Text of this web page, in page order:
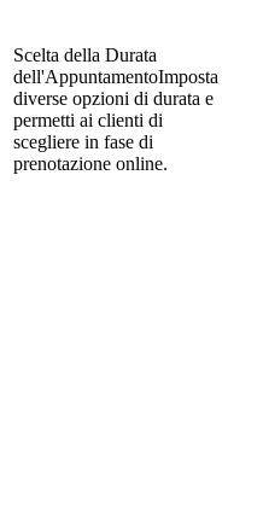
Scelta della Durata
dell'AppuntamentoImposta
diverse opzioni di durata e
permetti ai clienti di
scegliere in fase di
prenotazione online.